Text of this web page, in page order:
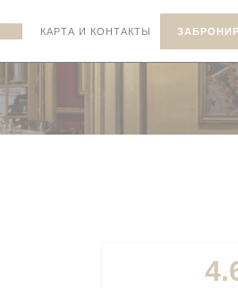
В НОВОМ ОКНЕ))
((ОТКРЫВАЕТСЯ В НОВОМ ОКНЕ))
КАРТА И КОНТАКТЫ